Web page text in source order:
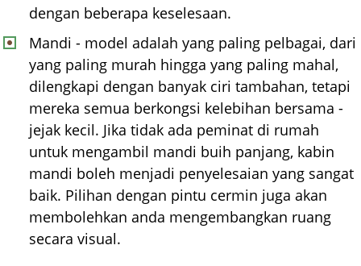
dengan beberapa keselesaan.
Mandi - model adalah yang paling pelbagai, dari
yang paling murah hingga yang paling mahal,
dilengkapi dengan banyak ciri tambahan, tetapi
mereka semua berkongsi kelebihan bersama -
jejak kecil. Jika tidak ada peminat di rumah
untuk mengambil mandi buih panjang, kabin
mandi boleh menjadi penyelesaian yang sangat
baik. Pilihan dengan pintu cermin juga akan
membolehkan anda mengembangkan ruang
secara visual.